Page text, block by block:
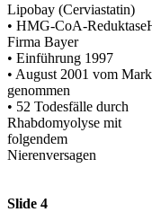
Lipobay (Cerviastatin)
• HMG-CoA-
Firma Bayer
• Einführung 1997
• August 2001 vom
genommen
• 52 Todesfälle durch
Rhabdomyolyse mit
folgendem
Nierenversagen
Slide 4